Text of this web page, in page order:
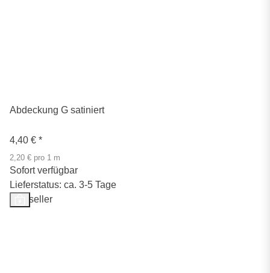
Abdeckung G satiniert
4,40 € *
2,20 € pro 1 m
Sofort verfügbar
Lieferstatus: ca. 3-5 Tage
Bestseller